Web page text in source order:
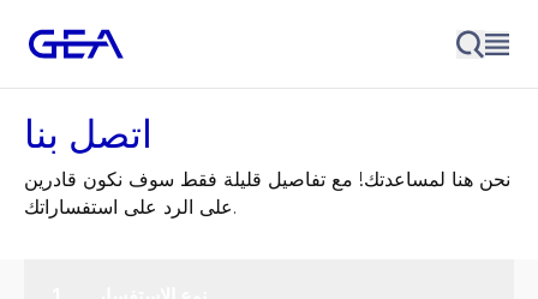
اتصل بنا
نحن هنا لمساعدتك! مع تفاصيل قليلة فقط سوف نكون قادرين
على الرد على استفساراتك.